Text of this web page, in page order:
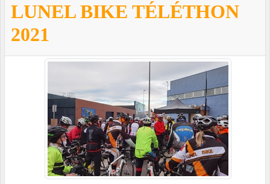
LUNEL BIKE TÉLÉTHON
2021